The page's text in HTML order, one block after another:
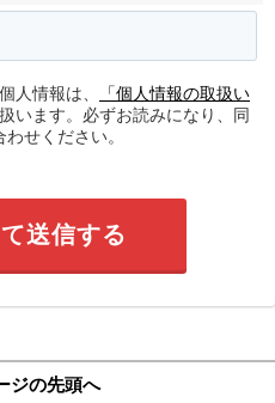
人情報は、
「個人情報の取扱い
います。必ずお読みになり、同
せください。
送信する
ジの先頭へ